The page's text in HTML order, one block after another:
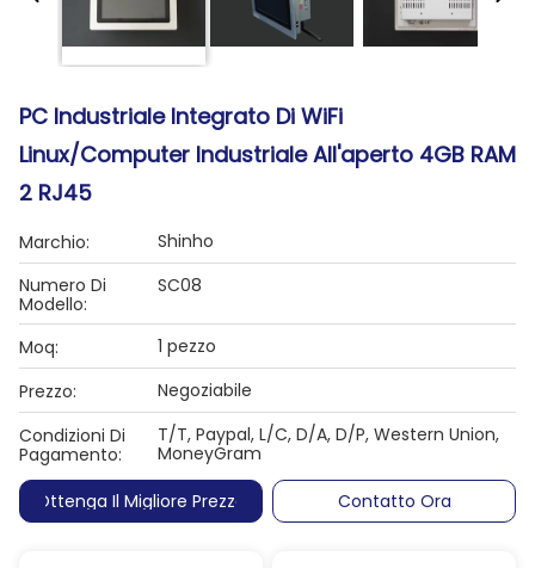
PC Industriale Integrato Di WiFi
Linux/computer Industriale All'aperto 4GB RAM
2 RJ45
Marchio:
Shinho
Numero Di
Modello:
SC08
Moq:
1 pezzo
Prezzo:
Negoziabile
Condizioni Di
Pagamento:
T/T, Paypal, L/C, D/A, D/P, Western Union,
MoneyGram
Ottenga Il Migliore Prezzo
Contatto Ora